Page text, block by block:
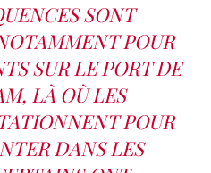
SONT
POUR
SUR LE PORT DE
LÀ OÙ LES
POUR
DANS LES